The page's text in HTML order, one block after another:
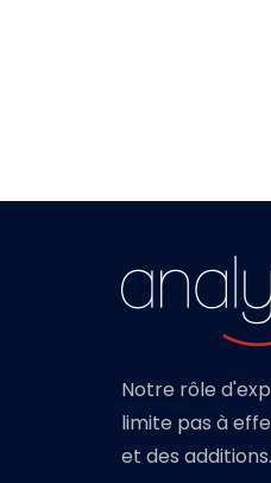
Notre rôle
limite pas à
et des additions.